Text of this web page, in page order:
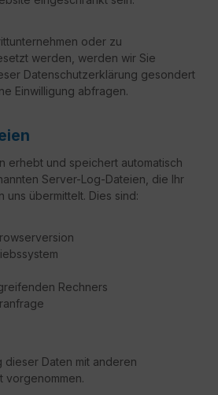
oder zu
werden, werden wir Sie
Datenschutzerklärung gesondert
Einwilligung abfragen.
erhebt und speichert automatisch
Server-Log-Dateien, die Ihr
uns übermittelt. Dies sind:
Rechners
dieser Daten mit anderen
vorgenommen.